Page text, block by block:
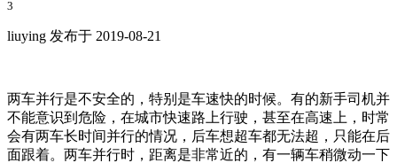
3
liuying 发布于 2019-08-21
两车并行是不安全的，特别是车速快的时候。有的新手司机并
不能意识到危险，在城市快速路上行驶，甚至在高速上，时常
会有两车长时间并行的情况，后车想超车都无法超，只能在后
面跟着。两车并行时，距离是非常近的，有一辆车稍微动一下